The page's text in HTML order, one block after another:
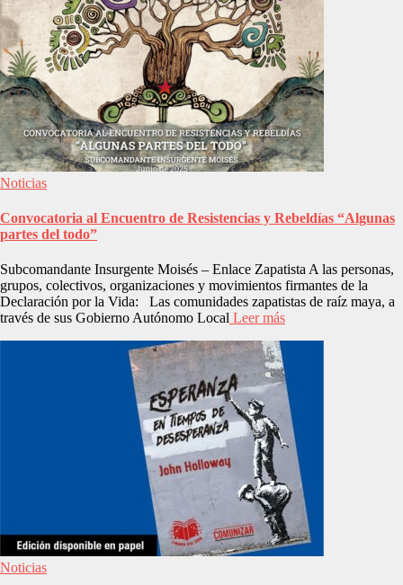
Noticias
Convocatoria al Encuentro de Resistencias y Rebeldías “Algunas
partes del todo”
Subcomandante Insurgente Moisés – Enlace Zapatista A las personas,
grupos, colectivos, organizaciones y movimientos firmantes de la
Declaración por la Vida: Las comunidades zapatistas de raíz maya, a
través de sus Gobierno Autónomo Local Leer más
Noticias